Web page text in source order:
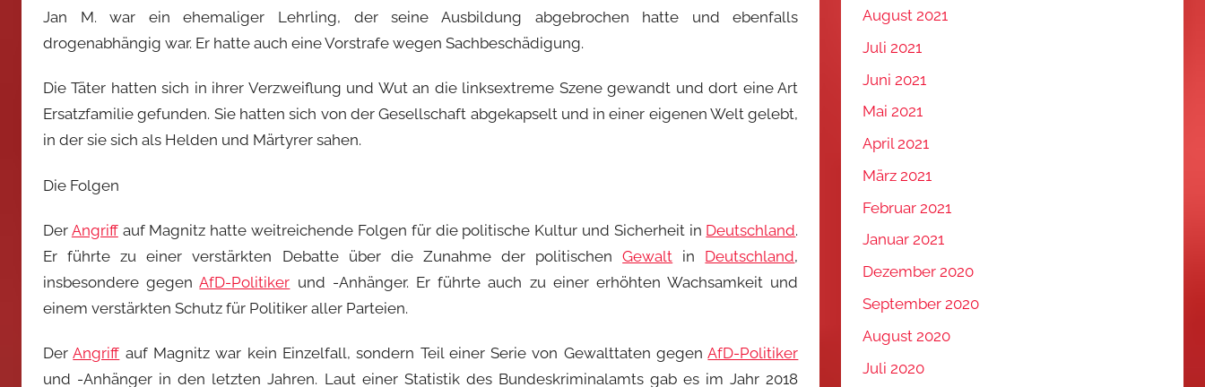
Jan M. war ein ehemaliger Lehrling, der seine Ausbildung abgebrochen hatte und ebenfalls
drogenabhängig war. Er hatte auch eine Vorstrafe wegen Sachbeschädigung.
Die Täter hatten sich in ihrer Verzweiflung und Wut an die linksextreme Szene gewandt und dort eine Art
Ersatzfamilie gefunden. Sie hatten sich von der Gesellschaft abgekapselt und in einer eigenen Welt gelebt,
in der sie sich als Helden und Märtyrer sahen.
Die Folgen
Der Angriffauf Magnitz hatte weitreichende Folgen für die politische Kultur und Sicherheit in Deutschland.
Er führte zu einer verstärkten Debatte über die Zunahme der politischenGewalt in Deutschland,
insbesondere gegenAfD-Politiker und -Anhänger. Er führte auch zu einer erhöhten Wachsamkeit und
einem verstärkten Schutz für Politiker aller Parteien.
DerAngriff auf Magnitz war kein Einzelfall, sondern Teil einer Serie von Gewalttaten gegenAfD-Politiker
und -Anhänger in den letzten Jahren. Laut einer Statistik des Bundeskriminalamts gab es im Jahr 2018
August 2021
Juli 2021
Juni 2021
Mai 2021
April 2021
März 2021
Februar 2021
Januar 2021
Dezember 2020
September 2020
August 2020
Juli 2020